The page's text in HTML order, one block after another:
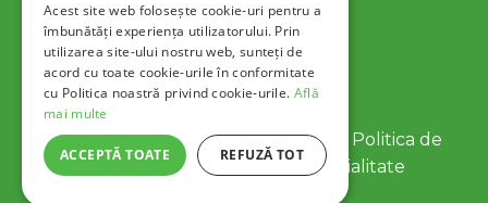
© 2022 Servicii Publice SA Tulcea |
Politica de
Politica de Confidentialitate
Acest site web folosește cookie-uri pentru a
îmbunătăți experiența utilizatorului. Prin
utilizarea site-ului nostru web, sunteți de
acord cu toate cookie-urile în conformitate
cu Politica noastră privind cookie-urile. Află
mai multe
ACCEPTĂ TOATE REFUZĂ TOT